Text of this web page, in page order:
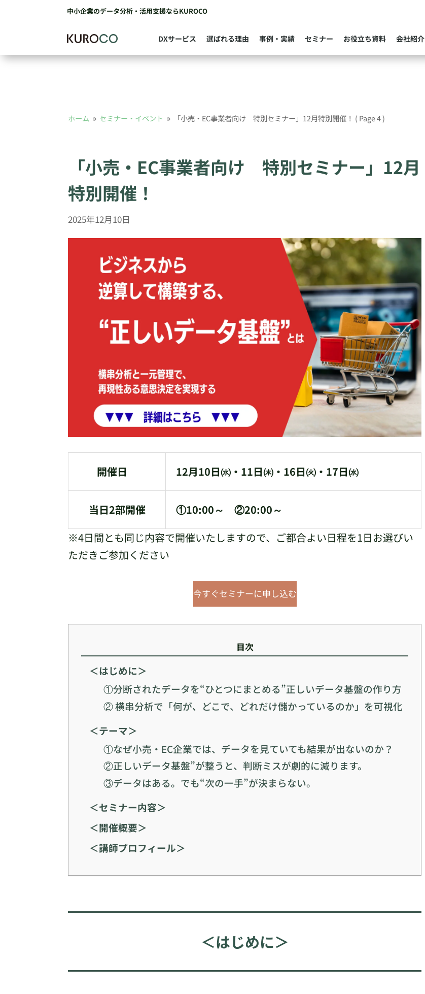
中小企業のデータ分析・活用支援ならKUROCO
DXサービス 選ばれる理由 事例・実績 セミナー お役立ち資料 会社紹介
ホーム 9 セミナー・イベント 9 「小売・EC事業者向け 特別セミナー」12月特別開催！ ( Page 4 )
「小売・EC事業者向け 特別セミナー」12月
特別開催！
2025年12月10日
開催日 12月10日㈬・11日㈭・16日㈫・17日㈬
当日2部開催
①10:00～ ②20:00～
※4日間とも同じ内容で開催いたしますので、ご都合よい日程を1日お選びい
ただきご参加ください
今すぐセミナーに申し込む
目次
＜はじめに＞
①分断されたデータを“ひとつにまとめる”正しいデータ基盤の作り方
② 横串分析で「何が、どこで、どれだけ儲かっているのか」を可視化
＜テーマ＞
①なぜ小売・EC企業では、データを見ていても結果が出ないのか？
②正しいデータ基盤”が整うと、判断ミスが劇的に減ります。
③データはある。でも“次の一手”が決まらない。
＜セミナー内容＞
＜開催概要＞
＜講師プロフィール＞
＜はじめに＞